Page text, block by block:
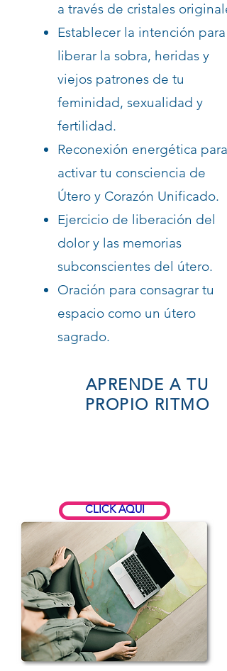
a través de cristales
Establecer la intención para
liberar la sobra, heridas y
viejos patrones de tu
feminidad, sexualidad y
fertilidad.
Reconexión energética para
activar tu consciencia de
Útero y Corazón Unificado.
Ejercicio de liberación del
dolor y las memorias
subconscientes del útero.
Oración para consagrar tu
espacio como un útero
sagrado.
APRENDE A TU
PROPIO RITMO
CLICK AQUI